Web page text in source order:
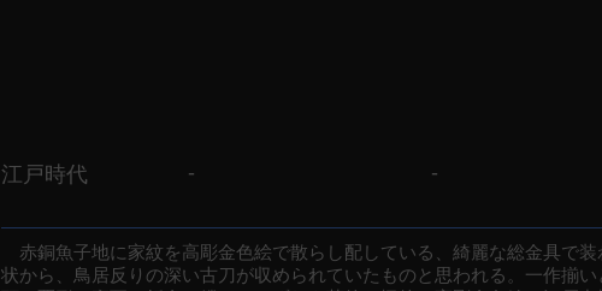
江戸時代 - -
赤銅魚子地に家紋を高彫金色絵で散らし配している、綺麗な総金具で
状から、鳥居反りの深い古刀が収められていたものと思われる。一作揃